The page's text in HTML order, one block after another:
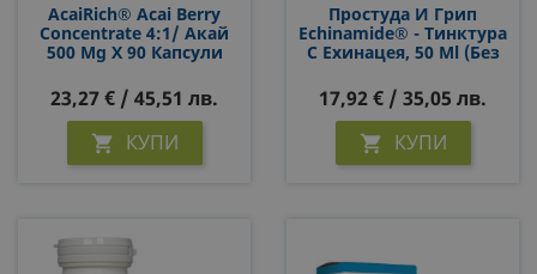
AcaiRich® Acai Berry
Concentrate 4:1/ Акай
500 Mg X 90 Капсули
23,27 € / 45,51 лв.
 КУПИ
Простуда И Грип
Echinamide® - Тинктура
С Ехинацея, 50 Ml (без
17,92 € / 35,05 лв.
 КУПИ